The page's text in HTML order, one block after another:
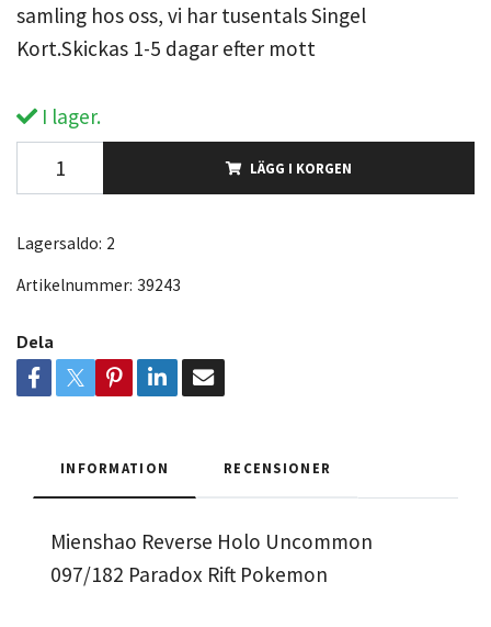
samling hos oss, vi har tusentals Singel
Kort.Skickas 1-5 dagar efter mott
I lager.
LÄGG I KORGEN
Lagersaldo: 2
Artikelnummer: 39243
Dela
INFORMATION RECENSIONER
Mienshao Reverse Holo Uncommon
097/182 Paradox Rift Pokemon